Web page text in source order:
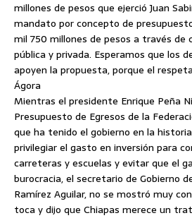
millones de pesos que ejerció Juan
mandato por concepto de
mil 750 millones de pesos a través de
pública y privada. Esperamos que los
apoyen la propuesta, porque el
Ágora
Mientras el presidente Enrique Peña
Presupuesto de Egresos de la
que ha tenido el gobierno en la
privilegiar el gasto en inversión para
carreteras y escuelas y evitar que el
burocracia, el secretario de Gobierno
Ramírez Aguilar, no se mostró muy
toca y dijo que Chiapas merece un